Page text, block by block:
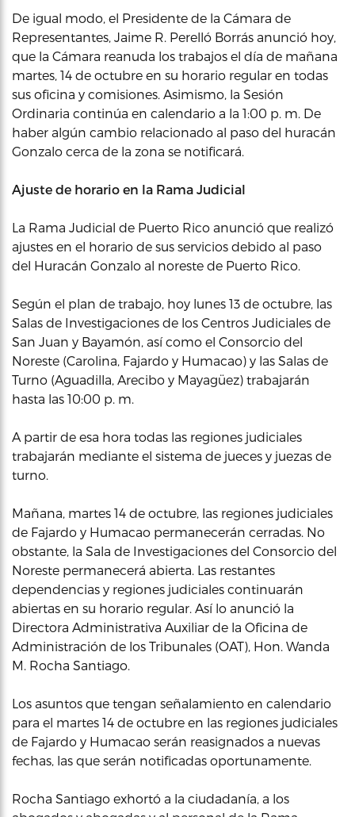
De igual modo, el Presidente de la Cámara de
Representantes, Jaime R. Perelló Borrás anunció hoy,
que la Cámara reanuda los trabajos el día de mañana
martes, 14 de octubre en su horario regular en todas
sus oficina y comisiones. Asimismo, la Sesión
Ordinaria continúa en calendario a la 1:00 p. m. De
haber algún cambio relacionado al paso del huracán
Gonzalo cerca de la zona se notificará.
Ajuste de horario en la Rama Judicial
La Rama Judicial de Puerto Rico anunció que realizó
ajustes en el horario de sus servicios debido al paso
del Huracán Gonzalo al noreste de Puerto Rico.
Según el plan de trabajo, hoy lunes 13 de octubre, las
Salas de Investigaciones de los Centros Judiciales de
San Juan y Bayamón, así como el Consorcio del
Noreste (Carolina, Fajardo y Humacao) y las Salas de
Turno (Aguadilla, Arecibo y Mayagüez) trabajarán
hasta las 10:00 p. m.
A partir de esa hora todas las regiones judiciales
trabajarán mediante el sistema de jueces y juezas de
turno.
Mañana, martes 14 de octubre, las regiones judiciales
de Fajardo y Humacao permanecerán cerradas. No
obstante, la Sala de Investigaciones del Consorcio del
Noreste permanecerá abierta. Las restantes
dependencias y regiones judiciales continuarán
abiertas en su horario regular. Así lo anunció la
Directora Administrativa Auxiliar de la Oficina de
Administración de los Tribunales (OAT), Hon. Wanda
M. Rocha Santiago.
Los asuntos que tengan señalamiento en calendario
para el martes 14 de octubre en las regiones judiciales
de Fajardo y Humacao serán reasignados a nuevas
fechas, las que serán notificadas oportunamente.
Rocha Santiago exhortó a la ciudadanía, a los